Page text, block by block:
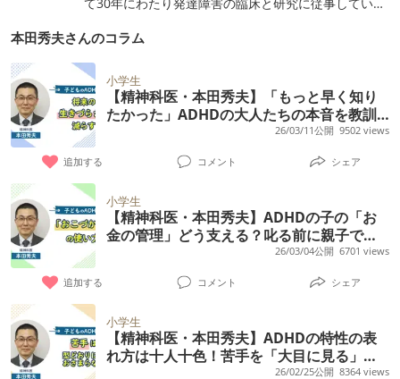
属学会・資格・役職： 医学博士 精神保健指定医 日本
日本自閉症スペクトラム学会評議員 日本自閉症協会理
事 全国情緒障害教育研究会顧問 JDDネットワークなが
の理事 特定非営利活動法人ネスト・ジャパン代表理事
著書： 『発達障害 生きづらさを抱える少数派の
「種族」たち』 『自閉症スペクトラム』 (SBクリエイ
ティブ) 他多数
本田秀夫さんのコラム
小学生
【精神科医・本田秀夫】「もっと早く知り
たかった」ADHDの大人たちの本音を教訓
に。自己評価を下げない子ども期の支援と
26/03/11公開 9502 views
追加する コメント シェア
小学生
【精神科医・本田秀夫】ADHDの子の「お
金の管理」どう支える？叱る前に親子で共
26/03/04公開 6701 views
追加する コメント シェア
小学生
【精神科医・本田秀夫】ADHDの特性の表
れ方は十人十色！苦手を「大目に見る」
26/02/25公開 8364 views